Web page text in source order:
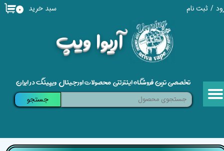
/ ثبت نام
حساب کاربری من
خروج از حساب کاربری
​آریوا ویپ
۰ سبد خرید
تخصصی ترین فروشگاه اینترنتی محصولات اورجینال ویپینگ در ایران
جستجو